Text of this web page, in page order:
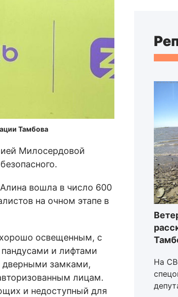
Тамбова
Милосердовой
вошла в число 600
на очном этапе в
освещенным, с
и лифтами
дверными замками,
лицам.
и недоступный для
На